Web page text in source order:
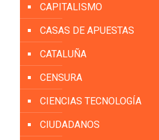
CAPITALISMO
CASAS DE APUESTAS
CATALUÑA
CENSURA
CIENCIAS TECNOLOGÍA
CIUDADANOS